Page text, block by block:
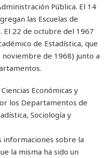
Pública. El 14
las Escuelas de
El 22 de octubre del 1967
de Estadística, que
de 1968) junto a
Económicas y
los Departamentos de
Sociología y
informaciones sobre la
la misma ha sido un